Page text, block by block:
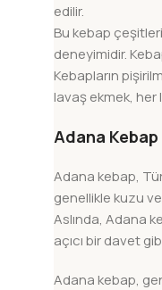
edilir.
Bu kebap
deneyimidir.
Kebapların
lavaş ekmek, her
Adana Kebap
Adana kebap,
genellikle kuzu
Aslında, Adana
açıcı bir davet
Adana kebap,